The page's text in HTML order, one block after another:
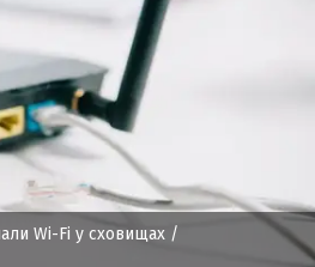
Wi-Fi у сховищах /